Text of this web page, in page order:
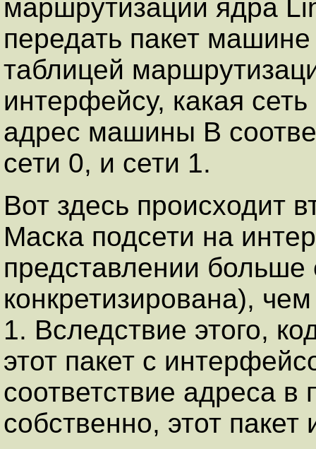
маршрутизации ядра
передать пакет
таблицей
интерфейсу, какая
адрес машины B
сети 0, и сети 1.
Вот здесь происходит
Маска подсети на
представлении больше
конкретизирована),
1. Вследствие этого,
этот пакет с
соответствие адреса в
собственно, этот